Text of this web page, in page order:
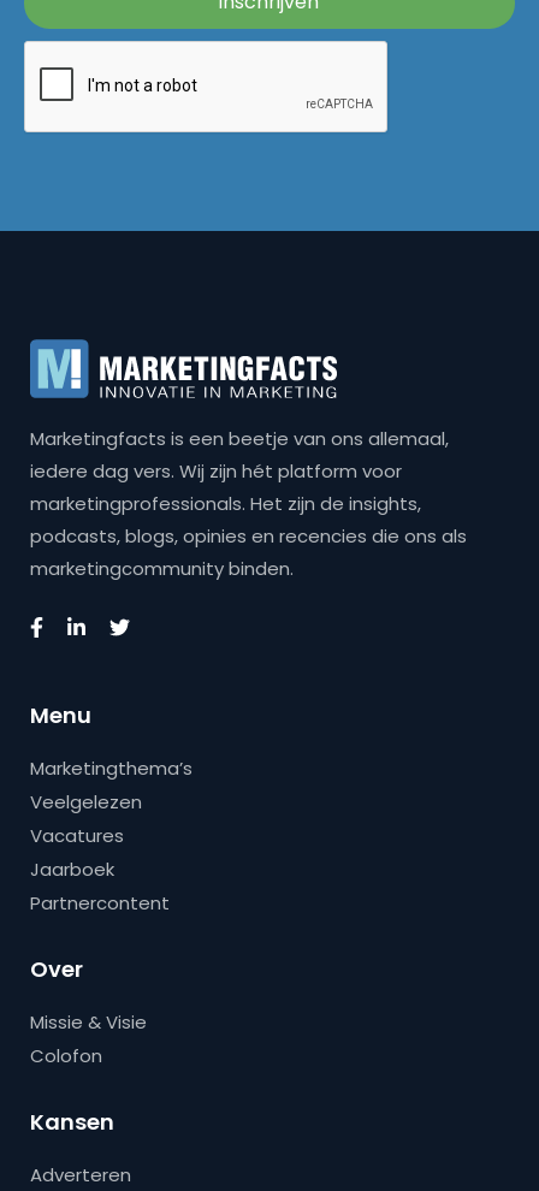
Marketingfacts is een beetje van ons allemaal,
iedere dag vers. Wij zijn hét platform voor
marketingprofessionals. Het zijn de insights,
podcasts, blogs, opinies en recencies die ons als
marketingcommunity binden.
Menu
Marketingthema’s
Veelgelezen
Vacatures
Jaarboek
Partnercontent
Over
Missie & Visie
Colofon
Kansen
Adverteren